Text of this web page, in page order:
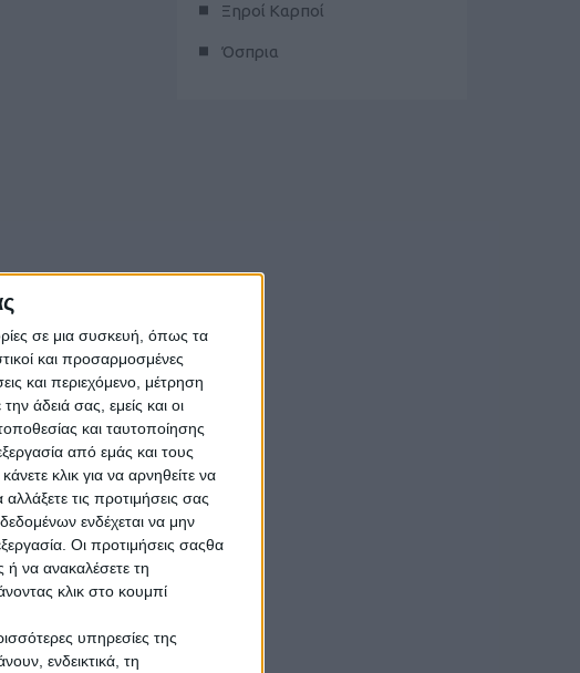
σε μια συσκευή, όπως τα
και προσαρμοσμένες
και περιεχόμενο, μέτρηση
άδειά σας, εμείς και οι
και ταυτοποίησης
από εμάς και τους
κλικ για να αρνηθείτε να
τις προτιμήσεις σας
ενδέχεται να μην
Οι προτιμήσεις σαςθα
ή να ανακαλέσετε τη
κλικ στο κουμπί
υπηρεσίες της
ενδεικτικά, τη
Ξηροί Καρποί
Όσπρια